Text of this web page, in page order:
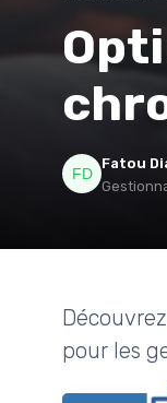
Fatou
pour les